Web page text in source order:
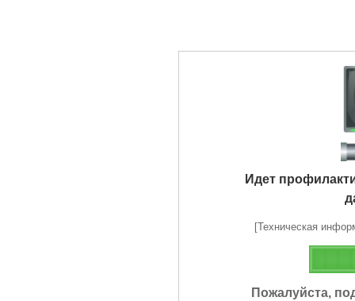
Идет
[Техническая
Пожалуйста,